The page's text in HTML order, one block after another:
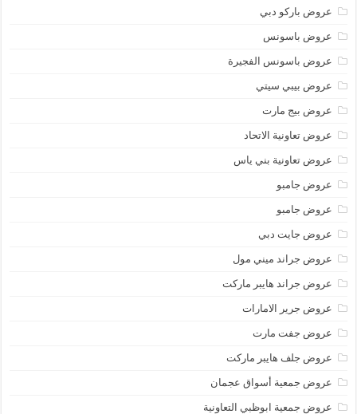
عروض باركو دبي
عروض باسونس
عروض باسونس الفجيرة
عروض بيبي سيتي
عروض بيج مارت
عروض تعاونية الاتحاد
عروض تعاونية بني ياس
عروض جامبو
عروض جامبو
عروض جايت دبي
عروض جراند ميني مول
عروض جراند هايبر ماركت
عروض جرير الامارات
عروض جفت مارت
عروض جلف هايبر ماركت
عروض جمعية أسواق عجمان
عروض جمعية ابوظبي التعاونية